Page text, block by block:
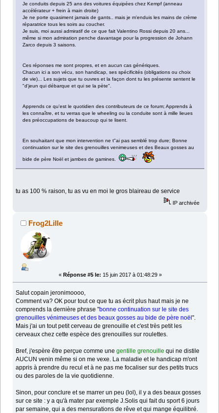
Je conduits depuis 25 ans des voitures équipées chez Kempf (anneau
accélérateur + frein à main droite)
Je ne porte quasiment jamais de gants.. mais je m'enduis les mains de crème
réparatrice tous les soirs au coucher.
Je suis, moi aussi admiratif de ce que fait Valentino Rossi depuis 20 ans...
même si mon admiration penche davantage pour la progression de Johann
Zarco depuis 3 saisons.
Ces réponses me sont propres, et en aucun cas génériques.
Chacun ici a son vécu, son handicap, ses spécificités (obligations ou choix
de vie)... Les sujets que tu ouvres et la façon dont tu les présente sentent le
"d'jeun qui débarque et qui se la pète".
Apprends ce qu'est le quotidien des contributeurs de ce forum; Apprends à
les connaître, et tu verras que le wheeling ou la conduite sont à mille lieues
des préoccupations de beaucoup qui te lisent.
En souhaitant que mon intervention ne t"ai pas semblé trop dure; Bonne
continuation sur le site des grenouilles venimeuses et des Beaux gosses au
bide de père Noël et jambes de gamines.
tu as 100 % raison, tu as vu en moi le gros blaireau de service
IP archivée
Frog2Lille
« Réponse #5 le: 15 juin 2017 à 01:48:29 »
Salut copain jeronimoooo,
Comment va? OK pour tout ce que tu as écrit plus haut mais je ne
comprends la dernière phrase "bonne continuation sur le site des
grenouilles vénimeuses et des beaux gosses au bide de père noël".
Mais j'ai un tout petit cerveau de grenouille et c'est très petit les
cerveaux chez cette espèce des grenouilles sur roulettes.
Bref, j'espère être perçue comme unegentille grenouille qui ne distile
AUCUN venin même si on me vexe. La maladie et le handicap m'ont
appris à prendre du recul et à ne pas me focaliser sur des petits trucs
ou des paroles de la vie quotidienne.
Sinon, pour conclure et se marrer un peu (lol), il y a des beaux gosses
sur ce site : y a qu'à mater par exemple J.Solis qui fait du sport 6 jours
par semaine, qui a des mensurations de rêve et qui mange équilibré.